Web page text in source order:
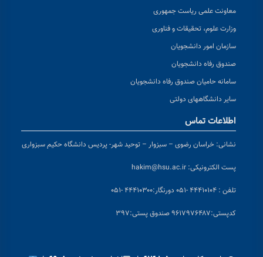
معاونت علمی ریاست جمهوری
وزارت علوم، تحقیقات و فناوری
سازمان امور دانشجویان
صندوق رفاه دانشجویان
سامانه حامیان صندوق رفاه دانشجویان
سایر دانشگاههای دولتی
اطلاعات تماس
نشانی: خراسان رضوی – سبزوار – توحید شهر- پردیس دانشگاه حکیم سبزواری
پست الکترونیکی: hakim@hsu.ac.ir
تلفن : ۴۴۴۱۰۱۰۴ -۰۵۱ دورنگار:۴۴۴۱۰۳۰۰ -۰۵۱
کدپستی:۹۶۱۷۹۷۶۴۸۷ صندوق پستی:۳۹۷